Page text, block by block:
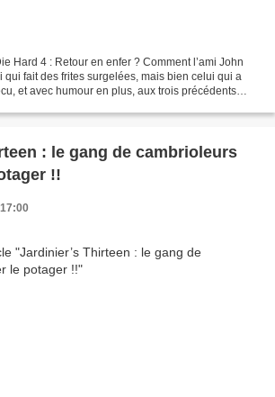
Hard 4 : Retour en enfer ? Comment l’ami John
qui fait des frites surgelées, mais bien celui qui a
et avec humour en plus, aux trois précédents
: le gang de cambrioleurs
!!